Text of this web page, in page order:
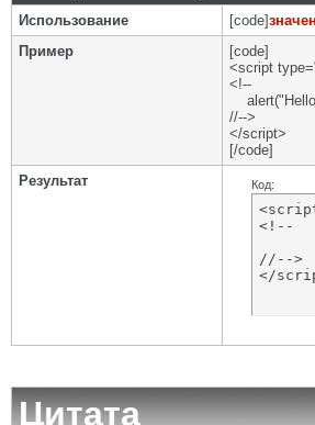
Использование [code]
Пример
[code]
<script
<!--
//-->
</script>
[/code]
Результат
Код:
<!--
//-->
</
Цитата